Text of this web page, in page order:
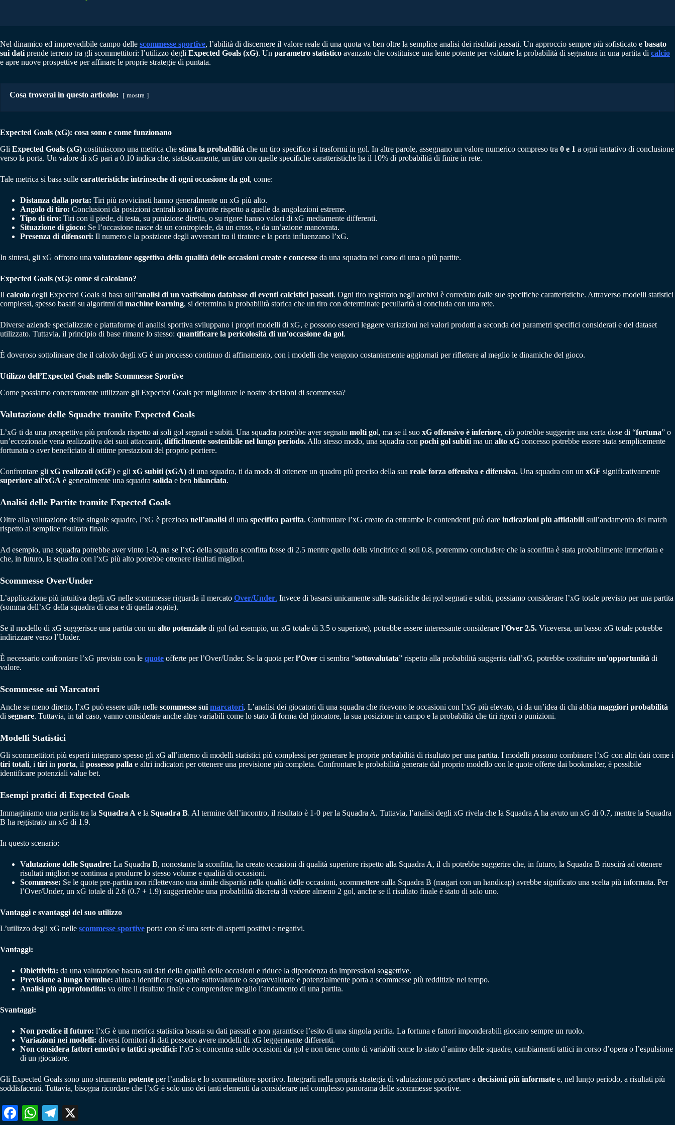
Nel dinamico ed imprevedibile campo delle scommesse sportive, l’abilità di discernere il valore reale di una quota va ben oltre la semplice analisi dei risultati passati. Un approccio sempre più sofisticato e basato
sui dati prende terreno tra gli scommettitori: l’utilizzo degli Expected Goals (xG). Un parametro statistico avanzato che costituisce una lente potente per valutare la probabilità di segnatura in una partita di calcio
e apre nuove prospettive per affinare le proprie strategie di puntata.
Cosa troverai in questo articolo: mostra
Expected Goals (xG): cosa sono e come funzionano
Gli Expected Goals (xG) costituiscono una metrica che stima la probabilità che un tiro specifico si trasformi in gol. In altre parole, assegnano un valore numerico compreso tra 0 e 1 a ogni tentativo di conclusione
verso la porta. Un valore di xG pari a 0.10 indica che, statisticamente, un tiro con quelle specifiche caratteristiche ha il 10% di probabilità di finire in rete.
Tale metrica si basa sulle caratteristiche intrinseche di ogni occasione da gol, come:
Distanza dalla porta: Tiri più ravvicinati hanno generalmente un xG più alto.
Angolo di tiro: Conclusioni da posizioni centrali sono favorite rispetto a quelle da angolazioni estreme.
Tipo di tiro: Tiri con il piede, di testa, su punizione diretta, o su rigore hanno valori di xG mediamente differenti.
Situazione di gioco: Se l’occasione nasce da un contropiede, da un cross, o da un’azione manovrata.
Presenza di difensori: Il numero e la posizione degli avversari tra il tiratore e la porta influenzano l’xG.
In sintesi, gli xG offrono una valutazione oggettiva della qualità delle occasioni create e concesse da una squadra nel corso di una o più partite.
Expected Goals (xG): come si calcolano?
Il calcolo degli Expected Goals si basa sull‘analisi di un vastissimo database di eventi calcistici passati. Ogni tiro registrato negli archivi è corredato dalle sue specifiche caratteristiche. Attraverso modelli statistici
complessi, spesso basati su algoritmi di machine learning, si determina la probabilità storica che un tiro con determinate peculiarità si concluda con una rete.
Diverse aziende specializzate e piattaforme di analisi sportiva sviluppano i propri modelli di xG, e possono esserci leggere variazioni nei valori prodotti a seconda dei parametri specifici considerati e del dataset
utilizzato. Tuttavia, il principio di base rimane lo stesso: quantificare la pericolosità di un’occasione da gol.
È doveroso sottolineare che il calcolo degli xG è un processo continuo di affinamento, con i modelli che vengono costantemente aggiornati per riflettere al meglio le dinamiche del gioco.
Utilizzo dell’Expected Goals nelle Scommesse Sportive
Come possiamo concretamente utilizzare gli Expected Goals per migliorare le nostre decisioni di scommessa?
Valutazione delle Squadre tramite Expected Goals
L’xG ti da una prospettiva più profonda rispetto ai soli gol segnati e subiti. Una squadra potrebbe aver segnato molti gol, ma se il suo xG offensivo è inferiore, ciò potrebbe suggerire una certa dose di “fortuna” o
un’eccezionale vena realizzativa dei suoi attaccanti, difficilmente sostenibile nel lungo periodo. Allo stesso modo, una squadra con pochi gol subiti ma un alto xG concesso potrebbe essere stata semplicemente
fortunata o aver beneficiato di ottime prestazioni del proprio portiere.
Confrontare gli xG realizzati (xGF) e gli xG subiti (xGA) di una squadra, ti da modo di ottenere un quadro più preciso della sua reale forza offensiva e difensiva. Una squadra con un xGF significativamente
superiore all’xGA è generalmente una squadra solida e ben bilanciata.
Analisi delle Partite tramite Expected Goals
Oltre alla valutazione delle singole squadre, l’xG è prezioso nell’analisi di una specifica partita. Confrontare l’xG creato da entrambe le contendenti può dare indicazioni più affidabili sull’andamento del match
rispetto al semplice risultato finale.
Ad esempio, una squadra potrebbe aver vinto 1-0, ma se l’xG della squadra sconfitta fosse di 2.5 mentre quello della vincitrice di soli 0.8, potremmo concludere che la sconfitta è stata probabilmente immeritata e
che, in futuro, la squadra con l’xG più alto potrebbe ottenere risultati migliori.
Scommesse Over/Under
L’applicazione più intuitiva degli xG nelle scommesse riguarda il mercato Over/Under. Invece di basarsi unicamente sulle statistiche dei gol segnati e subiti, possiamo considerare l’xG totale previsto per una partita
(somma dell’xG della squadra di casa e di quella ospite).
Se il modello di xG suggerisce una partita con un alto potenziale di gol (ad esempio, un xG totale di 3.5 o superiore), potrebbe essere interessante considerare l’Over 2.5. Viceversa, un basso xG totale potrebbe
indirizzare verso l’Under.
È necessario confrontare l’xG previsto con le quote offerte per l’Over/Under. Se la quota perl’Over ci sembra “sottovalutata” rispetto alla probabilità suggerita dall’xG, potrebbe costituire un’opportunità di
valore.
Scommesse sui Marcatori
Anche se meno diretto, l’xG può essere utile nelle scommesse sui marcatori. L’analisi dei giocatori di una squadra che ricevono le occasioni con l’xG più elevato, ci da un’idea di chi abbia maggiori probabilità
di segnare. Tuttavia, in tal caso, vanno considerate anche altre variabili come lo stato di forma del giocatore, la sua posizione in campo e la probabilità che tiri rigori o punizioni.
Modelli Statistici
Gli scommettitori più esperti integrano spesso gli xG all’interno di modelli statistici più complessi per generare le proprie probabilità di risultato per una partita. I modelli possono combinare l’xG con altri dati come i
tiri totali, i tiri in porta, il possesso palla e altri indicatori per ottenere una previsione più completa. Confrontare le probabilità generate dal proprio modello con le quote offerte dai bookmaker, è possibile
identificare potenziali value bet.
Esempi pratici di Expected Goals
Immaginiamo una partita tra la Squadra A e la Squadra B. Al termine dell’incontro, il risultato è 1-0 per la Squadra A. Tuttavia, l’analisi degli xG rivela che la Squadra A ha avuto un xG di 0.7, mentre la Squadra
B ha registrato un xG di 1.9.
In questo scenario:
Valutazione delle Squadre: La Squadra B, nonostante la sconfitta, ha creato occasioni di qualità superiore rispetto alla Squadra A, il ch potrebbe suggerire che, in futuro, la Squadra B riuscirà ad ottenere
risultati migliori se continua a produrre lo stesso volume e qualità di occasioni.
Scommesse: Se le quote pre-partita non riflettevano una simile disparità nella qualità delle occasioni, scommettere sulla Squadra B (magari con un handicap) avrebbe significato una scelta più informata. Per
l’Over/Under, un xG totale di 2.6 (0.7 + 1.9) suggerirebbe una probabilità discreta di vedere almeno 2 gol, anche se il risultato finale è stato di solo uno.
Vantaggi e svantaggi del suo utilizzo
L’utilizzo degli xG nelle scommesse sportive porta con sé una serie di aspetti positivi e negativi.
Vantaggi:
Obiettività: da una valutazione basata sui dati della qualità delle occasioni e riduce la dipendenza da impressioni soggettive.
Previsione a lungo termine: aiuta a identificare squadre sottovalutate o sopravvalutate e potenzialmente porta a scommesse più redditizie nel tempo.
Analisi più approfondita: va oltre il risultato finale e comprendere meglio l’andamento di una partita.
Svantaggi:
Non predice il futuro: l’xG è una metrica statistica basata su dati passati e non garantisce l’esito di una singola partita. La fortuna e fattori imponderabili giocano sempre un ruolo.
Variazioni nei modelli: diversi fornitori di dati possono avere modelli di xG leggermente differenti.
Non considera fattori emotivi o tattici specifici: l’xG si concentra sulle occasioni da gol e non tiene conto di variabili come lo stato d’animo delle squadre, cambiamenti tattici in corso d’opera o l’espulsione
di un giocatore.
Gli Expected Goals sono uno strumento potente per l’analista e lo scommettitore sportivo. Integrarli nella propria strategia di valutazione può portare a decisioni più informate e, nel lungo periodo, a risultati più
soddisfacenti. Tuttavia, bisogna ricordare che l’xG è solo uno dei tanti elementi da considerare nel complesso panorama delle scommesse sportive.
Fa W
Te